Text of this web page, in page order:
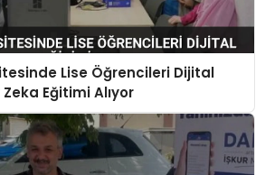
Lise Öğrencileri Dijital
Eğitimi Alıyor